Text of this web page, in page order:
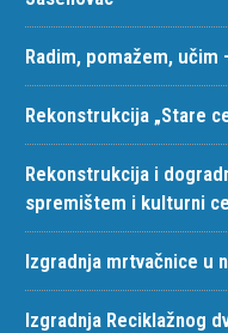
Radim, pomažem, učim
Rekonstrukcija „Stare
Rekonstrukcija i
spremištem i kulturni
Izgradnja mrtvačnice u
Izgradnja Reciklažnog